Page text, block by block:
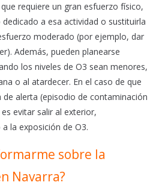
requiere un gran esfuerzo físico,
a esa actividad o sustituirla
moderado (por ejemplo, dar
Además, pueden planearse
los niveles de O3 sean menores,
o al atardecer. En el caso de que
de alerta (episodio de contaminación
evitar salir al exterior,
la exposición de O3.
sobre la
Navarra?